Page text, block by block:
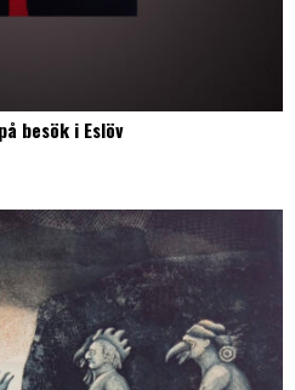
besök i Eslöv